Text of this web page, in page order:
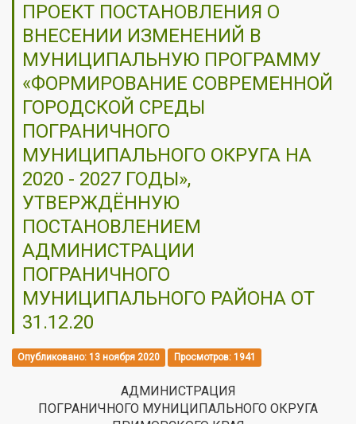
ПРОЕКТ ПОСТАНОВЛЕНИЯ О
ВНЕСЕНИИ ИЗМЕНЕНИЙ В
МУНИЦИПАЛЬНУЮ ПРОГРАММУ
«ФОРМИРОВАНИЕ СОВРЕМЕННОЙ
ГОРОДСКОЙ СРЕДЫ
ПОГРАНИЧНОГО
МУНИЦИПАЛЬНОГО ОКРУГА НА
2020 - 2027 ГОДЫ»,
УТВЕРЖДЁННУЮ
ПОСТАНОВЛЕНИЕМ
АДМИНИСТРАЦИИ
ПОГРАНИЧНОГО
МУНИЦИПАЛЬНОГО РАЙОНА ОТ
31.12.20
Опубликовано: 13 ноября 2020 Просмотров: 1941
АДМИНИСТРАЦИЯ
ПОГРАНИЧНОГО МУНИЦИПАЛЬНОГО ОКРУГА